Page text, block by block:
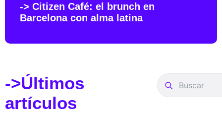
-> Citizen Café: el brunch en
Barcelona con alma latina
->Últimos
artículos